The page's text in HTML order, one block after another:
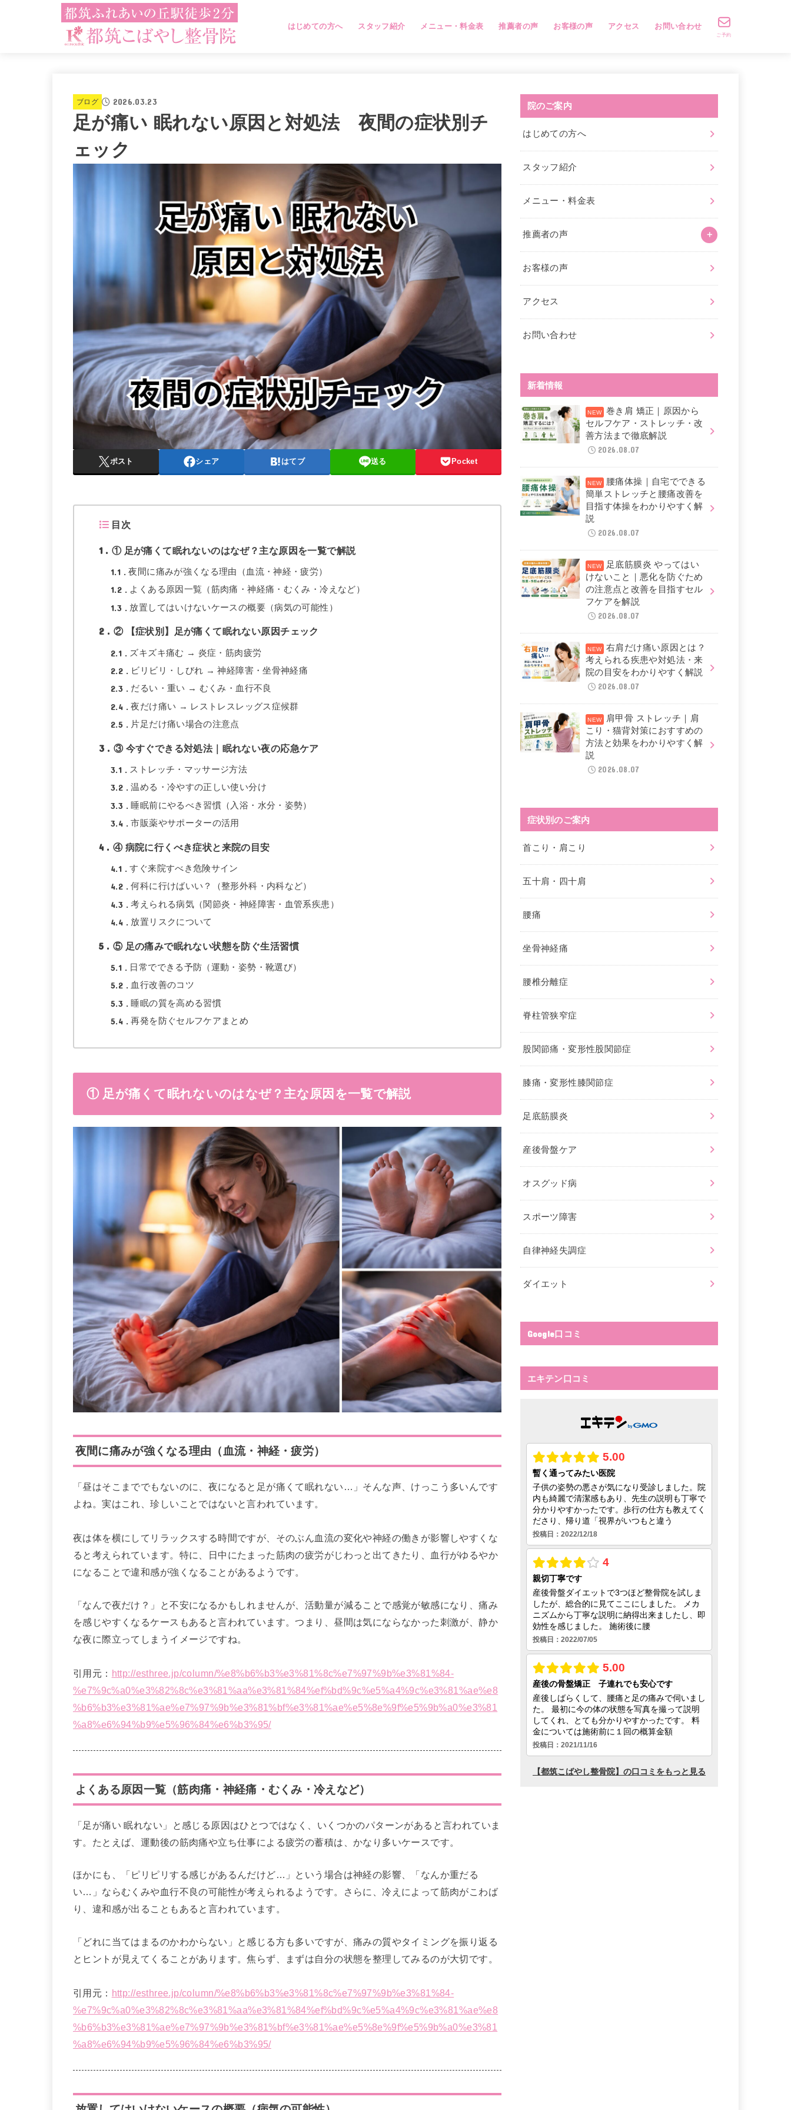
はじめての方へ スタッフ紹介 メニュー・料金表 推薦者の声 お客様の声 アクセス お問い合わせ
ご予約
ブログ 2026.03.23
足が痛い 眠れない原因と対処法 夜間の症状別チ
ェック
ポスト シェア はてブ 送る Pocket
目次
1 ① 足が痛くて眠れないのはなぜ？主な原因を一覧で解説
1.1 夜間に痛みが強くなる理由（血流・神経・疲労）
1.2 よくある原因一覧（筋肉痛・神経痛・むくみ・冷えなど）
1.3 放置してはいけないケースの概要（病気の可能性）
2 ② 【症状別】足が痛くて眠れない原因チェック
2.1 ズキズキ痛む → 炎症・筋肉疲労
2.2 ビリビリ・しびれ → 神経障害・坐骨神経痛
2.3 だるい・重い → むくみ・血行不良
2.4 夜だけ痛い → レストレスレッグス症候群
2.5 片足だけ痛い場合の注意点
3 ③ 今すぐできる対処法｜眠れない夜の応急ケア
3.1 ストレッチ・マッサージ方法
3.2 温める・冷やすの正しい使い分け
3.3 睡眠前にやるべき習慣（入浴・水分・姿勢）
3.4 市販薬やサポーターの活用
4 ④ 病院に行くべき症状と来院の目安
4.1 すぐ来院すべき危険サイン
4.2 何科に行けばいい？（整形外科・内科など）
4.3 考えられる病気（関節炎・神経障害・血管系疾患）
4.4 放置リスクについて
5 ⑤ 足の痛みで眠れない状態を防ぐ生活習慣
5.1 日常でできる予防（運動・姿勢・靴選び）
5.2 血行改善のコツ
5.3 睡眠の質を高める習慣
5.4 再発を防ぐセルフケアまとめ
① 足が痛くて眠れないのはなぜ？主な原因を一覧で解説
夜間に痛みが強くなる理由（血流・神経・疲労）
「昼はそこまででもないのに、夜になると足が痛くて眠れない…」そんな声、けっこう多いんです
よね。実はこれ、珍しいことではないと言われています。
夜は体を横にしてリラックスする時間ですが、そのぶん血流の変化や神経の働きが影響しやすくな
ると考えられています。特に、日中にたまった筋肉の疲労がじわっと出てきたり、血行がゆるやか
になることで違和感が強くなることがあるようです。
「なんで夜だけ？」と不安になるかもしれませんが、活動量が減ることで感覚が敏感になり、痛み
を感じやすくなるケースもあると言われています。つまり、昼間は気にならなかった刺激が、静か
な夜に際立ってしまうイメージですね。
引用元： http://esthree.jp/column/%e8%b6%b3%e3%81%8c%e7%97%9b%e3%81%84-
%e7%9c%a0%e3%82%8c%e3%81%aa%e3%81%84%ef%bd%9c%e5%a4%9c%e3%81%ae%e8
%b6%b3%e3%81%ae%e7%97%9b%e3%81%bf%e3%81%ae%e5%8e%9f%e5%9b%a0%e3%81
%a8%e6%94%b9%e5%96%84%e6%b3%95/
よくある原因一覧（筋肉痛・神経痛・むくみ・冷えなど）
「足が痛い 眠れない」と感じる原因はひとつではなく、いくつかのパターンがあると言われていま
す。たとえば、運動後の筋肉痛や立ち仕事による疲労の蓄積は、かなり多いケースです。
ほかにも、「ピリピリする感じがあるんだけど…」という場合は神経の影響、「なんか重だる
い…」ならむくみや血行不良の可能性が考えられるようです。さらに、冷えによって筋肉がこわば
り、違和感が出ることもあると言われています。
「どれに当てはまるのかわからない」と感じる方も多いですが、痛みの質やタイミングを振り返る
とヒントが見えてくることがあります。焦らず、まずは自分の状態を整理してみるのが大切です。
引用元： http://esthree.jp/column/%e8%b6%b3%e3%81%8c%e7%97%9b%e3%81%84-
%e7%9c%a0%e3%82%8c%e3%81%aa%e3%81%84%ef%bd%9c%e5%a4%9c%e3%81%ae%e8
%b6%b3%e3%81%ae%e7%97%9b%e3%81%bf%e3%81%ae%e5%8e%9f%e5%9b%a0%e3%81
%a8%e6%94%b9%e5%96%84%e6%b3%95/
院のご案内
はじめての方へ
スタッフ紹介
メニュー・料金表
推薦者の声
お客様の声
アクセス
お問い合わせ
新着情報
巻き肩 矯正｜原因から
セルフケア・ストレッチ・改
善方法まで徹底解説
2026.08.07
腰痛体操｜自宅でできる
簡単ストレッチと腰痛改善を
目指す体操をわかりやすく解
説
2026.08.07
足底筋膜炎 やってはい
けないこと｜悪化を防ぐため
の注意点と改善を目指すセル
フケアを解説
2026.08.07
右肩だけ痛い原因とは？
考えられる疾患や対処法・来
院の目安をわかりやすく解説
2026.08.07
肩甲骨 ストレッチ｜肩
こり・猫背対策におすすめの
方法と効果をわかりやすく解
説
2026.08.07
症状別のご案内
首こり・肩こり
五十肩・四十肩
腰痛
坐骨神経痛
腰椎分離症
脊柱管狭窄症
股関節痛・変形性股関節症
膝痛・変形性膝関節症
足底筋膜炎
産後骨盤ケア
オスグッド病
スポーツ障害
自律神経失調症
ダイエット
Google口コミ
エキテン口コミ